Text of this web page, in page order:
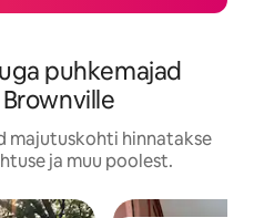
puhkemajad
majutuskohti hinnatakse
ja muu poolest.